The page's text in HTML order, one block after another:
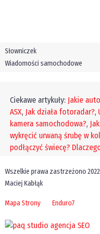
Słowniczek
Wiadomości samochodowe
Ciekawe artykuły: Jakie
ASX, Jak działa fotoradar?,
kamera samochodowa?,
wykręcić urwaną śrubę w
podłączyć świecę?
Wszelkie prawa zastrzeżono
Maciej Kabłąk
Mapa Strony Enduro7